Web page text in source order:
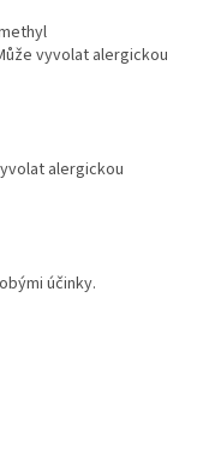
vyvolat alergickou
alergickou
účinky.